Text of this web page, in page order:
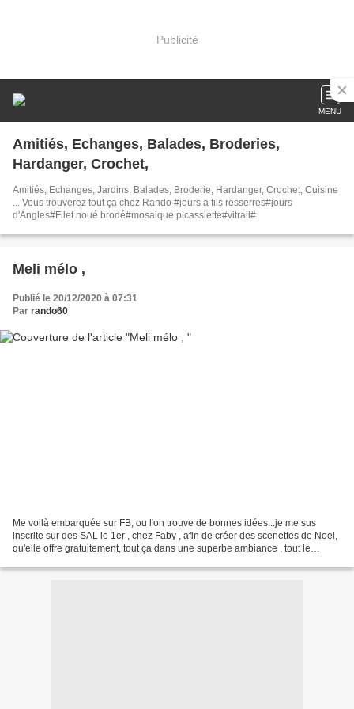
Publicité
MENU
Amitiés, Echanges, Balades, Broderies,
Hardanger, Crochet,
Amitiés, Echanges, Jardins, Balades, Broderie, Hardanger, Crochet, Cuisine
... Vous trouverez tout ça chez Rando #jours a fils resserres#jours
d'Angles#Filet noué brodé#mosaique picassiette#vitrail#
Meli mélo ,
Publié le 20/12/2020 à 07:31
Par rando60
Me voilà embarquée sur FB, ou l'on trouve de bonnes idées...je me sus
inscrite sur des SAL le 1er , chez Faby , afin de créer des scenettes de Noel,
qu'elle offre gratuitement, tout ça dans une superbe ambiance , tout le